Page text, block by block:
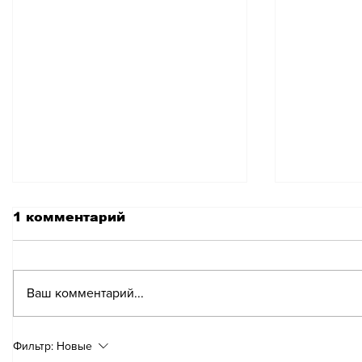
Зарядка
электромобиля может
1 комментарий
Ваш комментарий...
Фильтр: Новые